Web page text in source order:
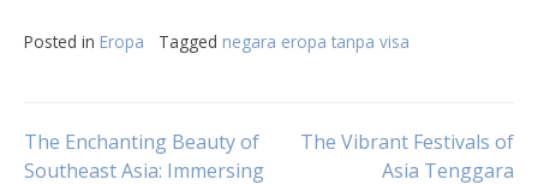
Posted in Eropa Tagged negara eropa tanpa visa
Post
The Enchanting Beauty of
Southeast Asia: Immersing
The Vibrant Festivals of
Asia Tenggara